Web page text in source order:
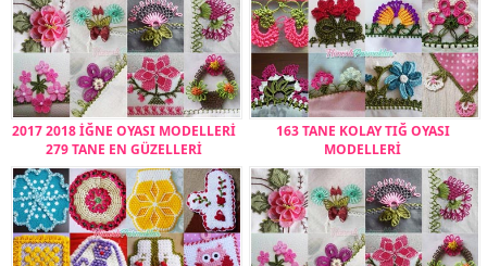
2017 2018 İĞNE OYASI MODELLERİ
279 TANE EN GÜZELLERİ
163 TANE KOLAY TIĞ OYASI
MODELLERİ